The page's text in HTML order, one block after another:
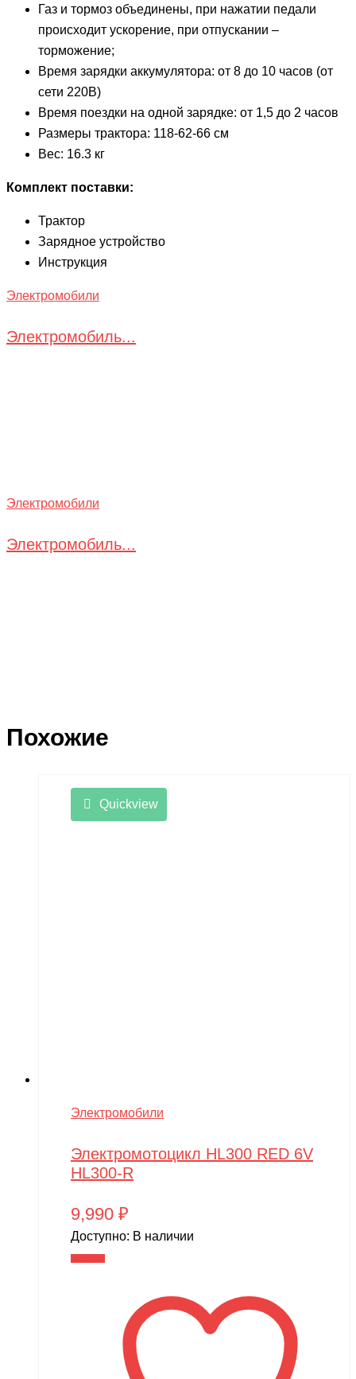
Газ и тормоз объединены, при нажатии педали
происходит ускорение, при отпускании –
торможение;
Время зарядки аккумулятора: от 8 до 10 часов (от
сети 220В)
Время поездки на одной зарядке: от 1,5 до 2 часов
Размеры трактора: 118-62-66 см
Вес: 16.3 кг
Комплект поставки:
Трактор
Зарядное устройство
Инструкция
Электромобили
Электромобиль...
Электромобили
Электромобиль...
Похожие
Quickview
Электромобили
Электромотоцикл HL300 RED 6V
HL300-R
9,990 ₽
Доступно: В наличии